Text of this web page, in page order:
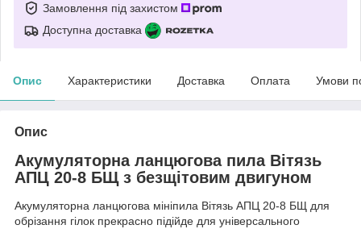
Замовлення під захистом
Доступна доставка
Опис Характеристики Доставка Оплата Умови
Опис
Акумуляторна ланцюгова пила Вітязь
АПЦ 20-8 БЩ з безщітовим двигуном
Акумуляторна ланцюгова мініпила Вітязь АПЦ 20-8 БЩ для
обрізання гілок прекрасно підійде для універсального